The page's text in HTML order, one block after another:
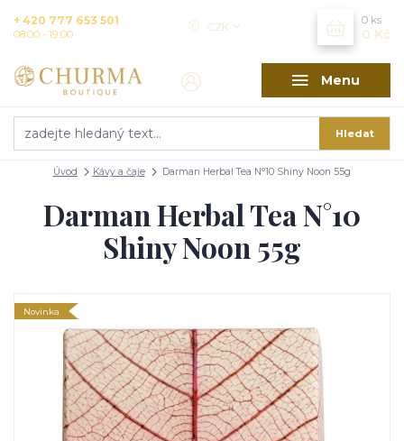
Menu
CZK
Hledat
+ 420 777 653 501
08:00 - 19:00
0 ks
0 Kč
Úvod Kávy a čaje Darman Herbal Tea N°10 Shiny Noon 55g
Darman Herbal Tea N°10
Shiny Noon 55g
Novinka